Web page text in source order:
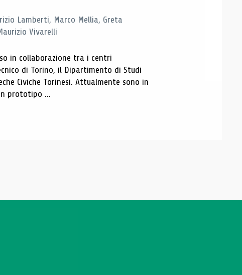
Lamberti, Marco Mellia, Greta
Vivarelli
in collaborazione tra i centri
di Torino, il Dipartimento di Studi
Civiche Torinesi. Attualmente sono in
prototipo ...